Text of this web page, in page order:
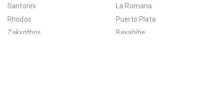
Santorini
Rhodos
Zakynthos
La Romana
Puerto Plata
Bayahibe